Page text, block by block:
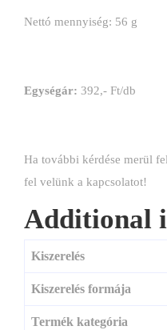
Nettó mennyiség: 56 g
Egységár: 392,- Ft/db
Ha további kérdése merül
fel velünk a kapcsolatot!
Additional
Kiszerelés
Kiszerelés formája
Termék kategória